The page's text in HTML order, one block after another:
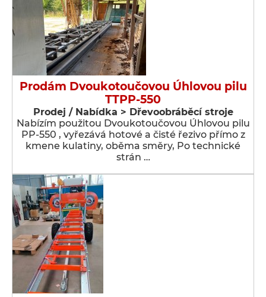
Prodám Dvoukotoučovou Úhlovou pilu
TTPP-550
Prodej / Nabídka > Dřevoobráběcí stroje
Nabízím použitou Dvoukotoučovou Úhlovou pilu
PP-550 , vyřezává hotové a čisté řezivo přímo z
kmene kulatiny, oběma směry, Po technické
strán …